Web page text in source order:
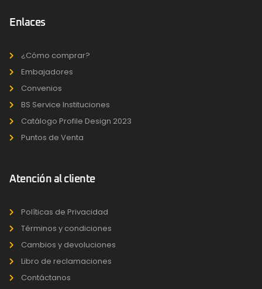
Enlaces
¿Cómo comprar?
Embajadores
Convenios
BS Service Instituciones
Catálogo Profile Design 2023
Puntos de Venta
Atención al cliente
Políticas de Privacidad
Términos y condiciones
Cambios y devoluciones
Libro de reclamaciones
Contáctanos